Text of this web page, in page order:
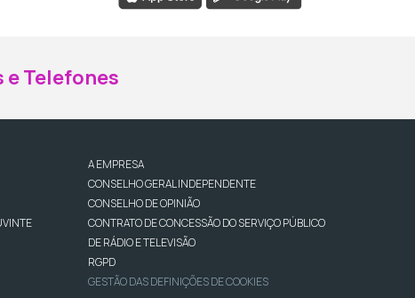
e Telefones
A EMPRESA
CONSELHO GERAL INDEPENDENTE
CONSELHO DE OPINIÃO
CONTRATO DE CONCESSÃO DO SERVIÇO PÚBLICO
DE RÁDIO E TELEVISÃO
RGPD
GESTÃO DAS DEFINIÇÕES DE COOKIES